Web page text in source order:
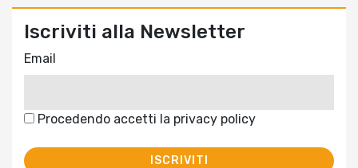
Iscriviti alla Newsletter
Email
Procedendo accetti la privacy policy